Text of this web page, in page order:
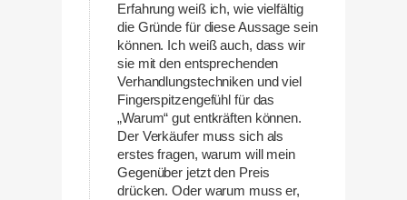
Erfahrung weiß ich, wie vielfältig
die Gründe für diese Aussage sein
können. Ich weiß auch, dass wir
sie mit den entsprechenden
Verhandlungstechniken und viel
Fingerspitzengefühl für das
„Warum“ gut entkräften können.
Der Verkäufer muss sich als
erstes fragen, warum will mein
Gegenüber jetzt den Preis
drücken. Oder warum muss er,